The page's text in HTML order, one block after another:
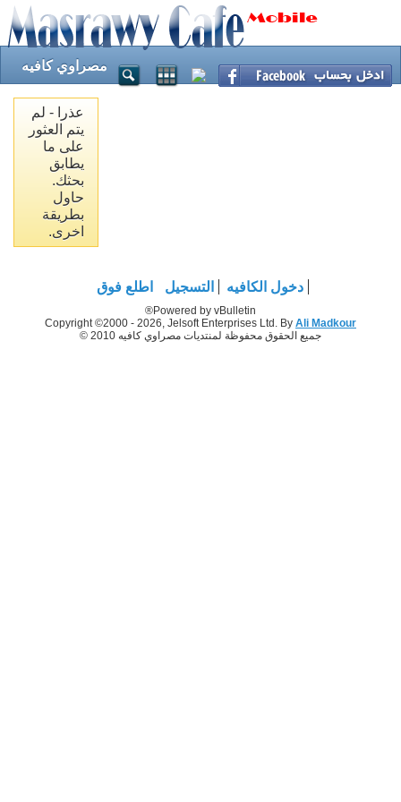
مصراوي كافيه
عذرا - لم
يتم العثور
على ما
يطابق
بحثك.
حاول
بطريقة
اخرى.
دخول الكافيه التسجيل اطلع فوق
Powered by vBulletin®
Copyright ©2000 - 2026, Jelsoft Enterprises Ltd. By Ali Madkour
جميع الحقوق محفوظة لمنتديات مصراوي كافيه 2010 ©